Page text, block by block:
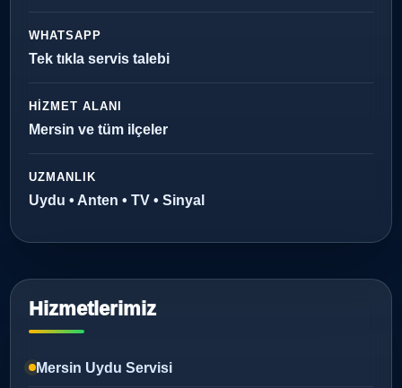
WHATSAPP
Tek tıkla servis talebi
HIZMET ALANI
Mersin ve tüm ilçeler
UZMANLIK
Uydu • Anten • TV • Sinyal
Hizmetlerimiz
Mersin Uydu Servisi